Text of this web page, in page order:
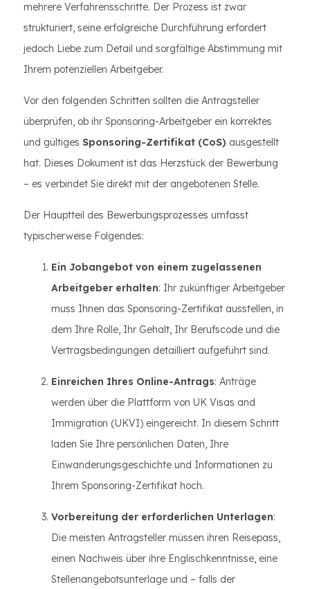
mehrere Verfahrensschritte. Der Prozess ist zwar
strukturiert, seine erfolgreiche Durchführung erfordert
jedoch Liebe zum Detail und sorgfältige Abstimmung mit
Ihrem potenziellen Arbeitgeber.
Vor den folgenden Schritten sollten die Antragsteller
überprüfen, ob ihr Sponsoring-Arbeitgeber ein korrektes
und gültiges Sponsoring-Zertifikat (CoS) ausgestellt
hat. Dieses Dokument ist das Herzstück der Bewerbung
– es verbindet Sie direkt mit der angebotenen Stelle.
Der Hauptteil des Bewerbungsprozesses umfasst
typischerweise Folgendes:
Ein Jobangebot von einem zugelassenen
Arbeitgeber erhalten: Ihr zukünftiger Arbeitgeber
muss Ihnen das Sponsoring-Zertifikat ausstellen, in
dem Ihre Rolle, Ihr Gehalt, Ihr Berufscode und die
Vertragsbedingungen detailliert aufgeführt sind.
Einreichen Ihres Online-Antrags: Anträge
werden über die Plattform von UK Visas and
Immigration (UKVI) eingereicht. In diesem Schritt
laden Sie Ihre persönlichen Daten, Ihre
Einwanderungsgeschichte und Informationen zu
Ihrem Sponsoring-Zertifikat hoch.
Vorbereitung der erforderlichen Unterlagen:
Die meisten Antragsteller müssen ihren Reisepass,
einen Nachweis über ihre Englischkenntnisse, eine
Stellenangebotsunterlage und – falls der